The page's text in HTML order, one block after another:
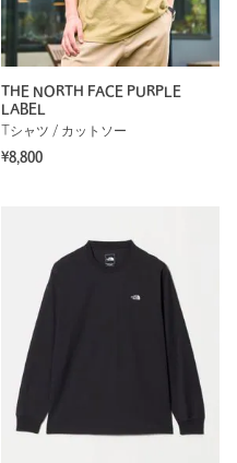
THE NORTH FACE PURPLE
LABEL
Tシャツ / カットソー
¥8,800